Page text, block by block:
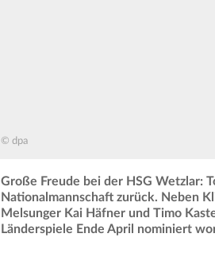
© dpa
Große Freude bei der HSG Wetzlar:
Nationalmannschaft zurück. Neben
Melsunger Kai Häfner und Timo
Länderspiele Ende April nominiert